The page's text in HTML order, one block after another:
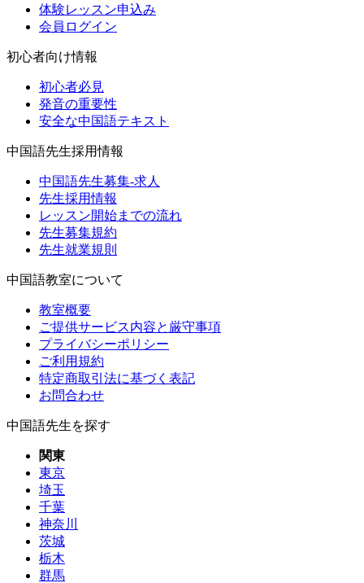
体験レッスン申込み
会員ログイン
初心者向け情報
初心者必見
発音の重要性
安全な中国語テキスト
中国語先生採用情報
中国語先生募集-求人
先生採用情報
レッスン開始までの流れ
先生募集規約
先生就業規則
中国語教室について
教室概要
ご提供サービス内容と厳守事項
プライバシーポリシー
ご利用規約
特定商取引法に基づく表記
お問合わせ
中国語先生を探す
関東
東京
埼玉
千葉
神奈川
茨城
栃木
群馬